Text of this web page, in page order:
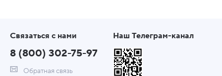
Связаться с нами
8 (800) 302-75-97
Обратная связь
Наш Телеграм-канал